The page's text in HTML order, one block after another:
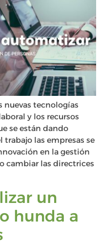
nuevas tecnologías
y los recursos
se están dando
las empresas se
en la gestión
cambiar las directrices
un
hunda a